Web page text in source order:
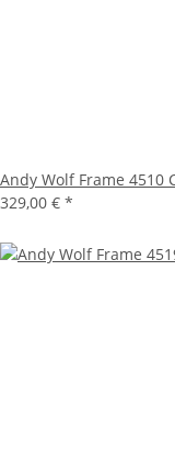
Andy Wolf Frame 4510
329,00 € *